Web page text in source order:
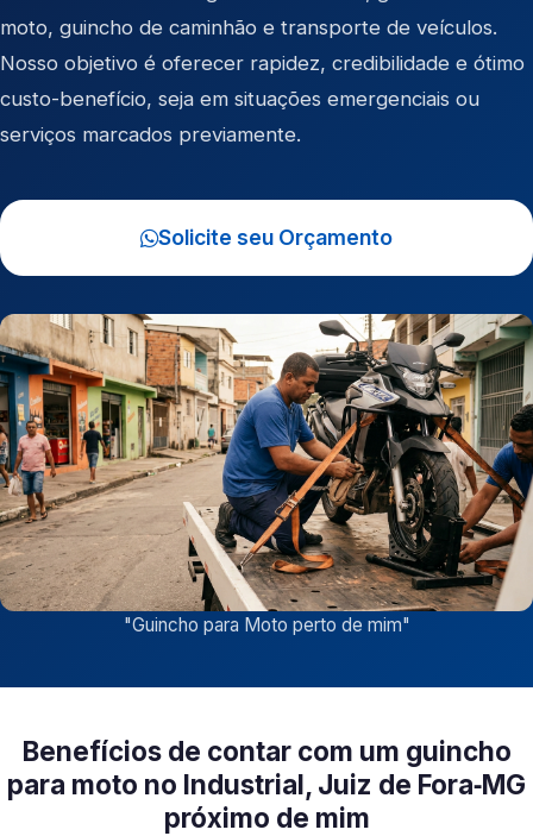
moto, guincho de caminhão e transporte de veículos.
Nosso objetivo é oferecer rapidez, credibilidade e ótimo
custo-benefício, seja em situações emergenciais ou
serviços marcados previamente.
Solicite seu Orçamento
"Guincho para Moto perto de mim"
Benefícios de contar com um guincho
para moto no Industrial, Juiz de Fora‑MG
próximo de mim